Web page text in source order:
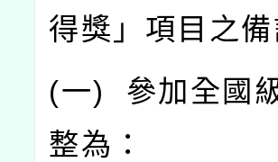
得獎」項目之
(一) 參加全國
整為：